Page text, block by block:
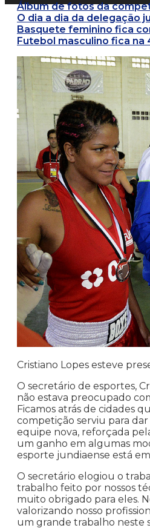
Álbum de fotos da
O dia a dia da delegação
Basquete feminino fica
Futebol masculino fica na
Cristiano Lopes esteve
O secretário de esportes,
não estava preocupado
Ficamos atrás de cidades
competição serviu para
equipe nova, reforçada
um ganho em algumas
esporte jundiaense está
O secretário elogiou o
trabalho feito por nossos
muito obrigado para eles.
valorizando nosso
um grande trabalho neste